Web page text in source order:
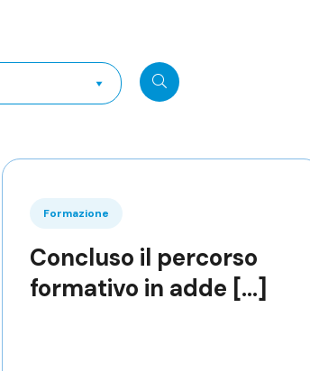
Formazione
Concluso il percorso
formativo in adde [...]